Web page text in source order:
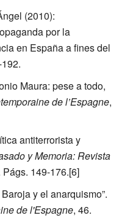
(2010):
por la
en España a fines del
Maura: pese a todo,
de l’Espagne,
antiterrorista y
y Memoria: Revista
Págs. 149-176.[6]
y el anarquismo”.
de l'Espagne, 46.